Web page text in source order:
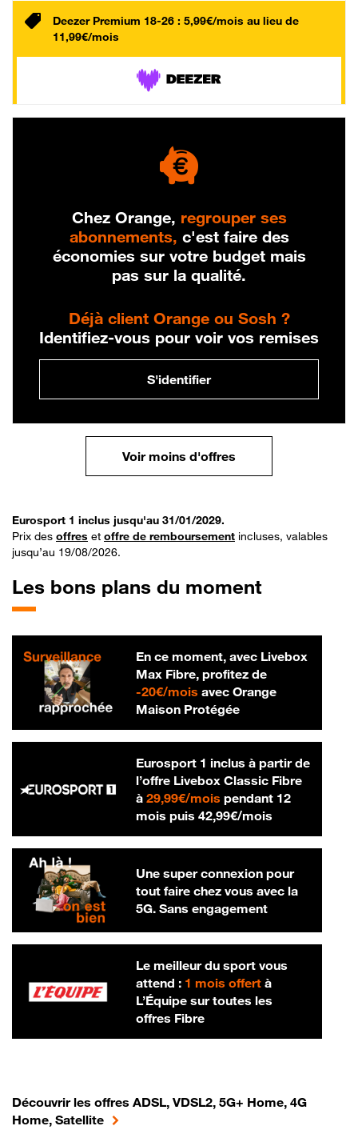
Deezer Premium 18-26 : 5,99€/mois au lieu de
11,99€/mois
Chez Orange, regrouper ses
abonnements, c'est faire des
économies sur votre budget mais
pas sur la qualité.
Déjà client Orange ou Sosh ?
Identifiez-vous pour voir vos remises
S'identifier
Voir moins d'offres
Eurosport 1 inclus jusqu'au 31/01/2029.
Prix des offres et offre de remboursement incluses, valables
jusqu’au 19/08/2026.
Les bons plans du moment
En ce moment, avec Livebox
Max Fibre, profitez de
-20€/mois20 € par mois
avec Orange
Maison Protégée
Eurosport 1 inclus à partir de
l’offre Livebox Classic Fibre
à 29,99€/mois29,99 € par mois
pendant 12
mois puis 42,99€/mois42,99 € par
Une super connexion pour
tout faire chez vous avec la
5G. Sans engagement
Le meilleur du sport vous
attend : 1 mois offertà
L’Équipe sur toutes les
offres Fibre
Découvrir les offres ADSL, VDSL2, 5G+ Home, 4G
Home, Satellite